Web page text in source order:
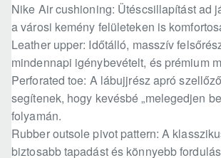
Nike Air cushioning: Ütéscsillapítást ad
a városi kemény felületeken is
Leather upper: Időtálló, masszív
mindennapi igénybevételt, és prémium
Perforated toe: A lábujjrész apró
segítenek, hogy kevésbé „melegedjen
folyamán.
Rubber outsole pivot pattern: A
biztosabb tapadást és könnyebb